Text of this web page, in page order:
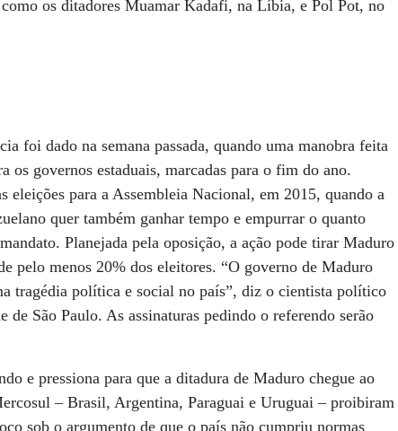
os ditadores Muamar Kadafi, na Líbia, e Pol Pot, no
foi dado na semana passada, quando uma manobra feita
os governos estaduais, marcadas para o fim do ano.
eleições para a Assembleia Nacional, em 2015, quando a
quer também ganhar tempo e empurrar o quanto
Planejada pela oposição, a ação pode tirar Maduro
pelo menos 20% dos eleitores. “O governo de Maduro
tragédia política e social no país”, diz o cientista político
São Paulo. As assinaturas pedindo o referendo serão
e pressiona para que a ditadura de Maduro chegue ao
– Brasil, Argentina, Paraguai e Uruguai – proibiram
sob o argumento de que o país não cumpriu normas